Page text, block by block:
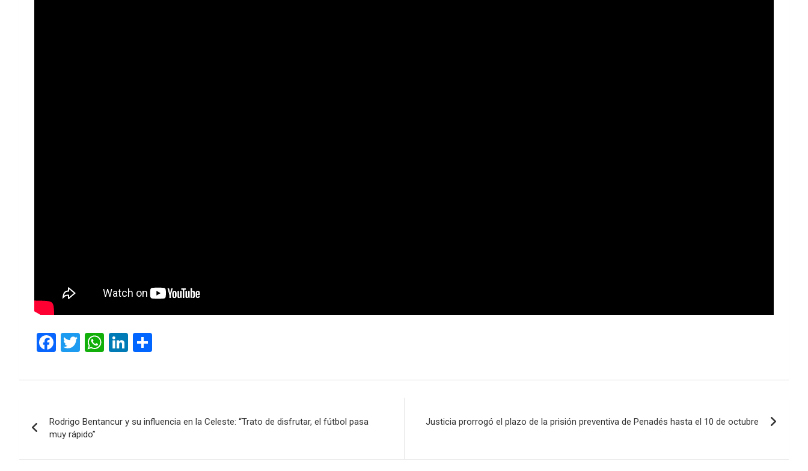
F
ce
o
o
k
T
tt
W
at
A
p
Li
ke
n
m
ar
de
entradas
Rodrigo Bentancur y su influencia en la Celeste: “Trato de disfrutar, el fútbol pasa
muy rápido”
Justicia prorrogó el plazo de la prisión preventiva de Penadés hasta el 10 de octubre